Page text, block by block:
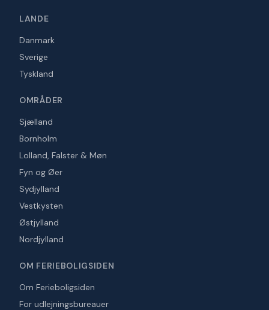
LANDE
Danmark
Sverige
Tyskland
OMRÅDER
Sjælland
Bornholm
Lolland, Falster & Møn
Fyn og Øer
Sydjylland
Vestkysten
Østjylland
Nordjylland
OM FERIEBOLIGSIDEN
Om Ferieboligsiden
For udlejningsbureauer